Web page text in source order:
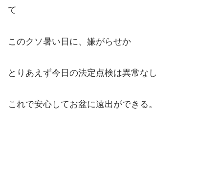
て
このクソ暑い日に、嫌がらせか
とりあえず今日の法定点検は異常なし
これで安心してお盆に遠出ができる。